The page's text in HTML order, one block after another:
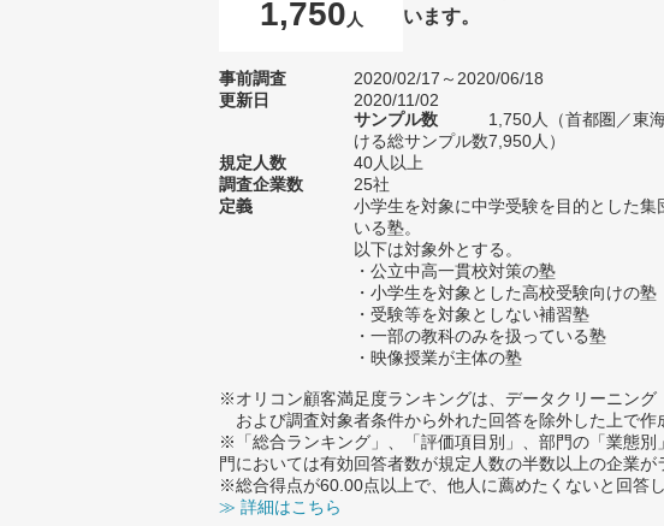
1,750 人
います。
事前調査
2020/02/17～2020/06/18
更新日
2020/11/02
サンプル数
1,750人（首都圏／東
ける総サンプル数7,950人）
規定人数
40人以上
調査企業数
25社
定義
小学生を対象に中学受験を目的とした集
いる塾。
以下は対象外とする。
・公立中高一貫校対策の塾
・小学生を対象とした高校受験向けの塾
・受験等を対象としない補習塾
・一部の教科のみを扱っている塾
・映像授業が主体の塾
※オリコン顧客満足度ランキングは、データクリーニング
および調査対象者条件から外れた回答を除外した上で作
※「総合ランキング」、「評価項目別」、部門の「業態
門においては有効回答者数が規定人数の半数以上の企業が
※総合得点が60.00点以上で、他人に薦めたくないと回答
≫ 詳細はこちら